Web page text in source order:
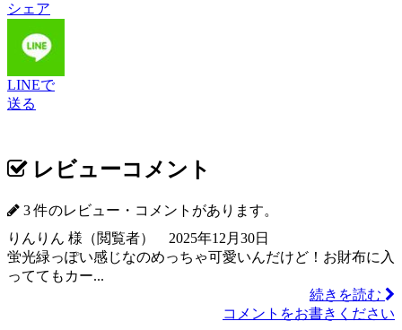
シェア
LINEで
送る
レビューコメント
3 件のレビュー・コメントがあります。
りんりん 様（閲覧者） 2025年12月30日
蛍光緑っぽい感じなのめっちゃ可愛いんだけど！お財布に入
っててもカー...
続きを読む
コメントをお書きください